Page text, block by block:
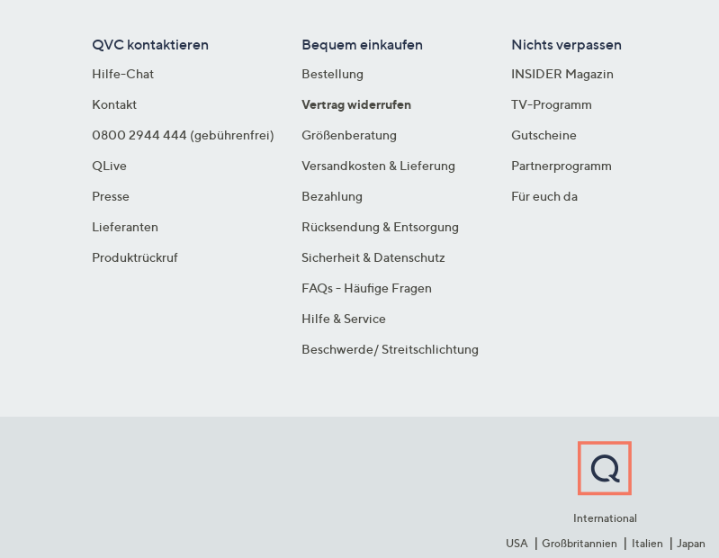
QVC kontaktieren
Hilfe-Chat
Kontakt
0800 2944 444 (gebührenfrei)
QLive
Presse
Lieferanten
Produktrückruf
Bequem einkaufen
Bestellung
Vertrag widerrufen
Größenberatung
Versandkosten & Lieferung
Bezahlung
Rücksendung & Entsorgung
Sicherheit & Datenschutz
FAQs - Häufige Fragen
Hilfe & Service
Beschwerde/ Streitschlichtung
Nichts verpassen
INSIDER Magazin
TV-Programm
Gutscheine
Partnerprogramm
Für euch da
International
USA
Großbritannien Italien Japan